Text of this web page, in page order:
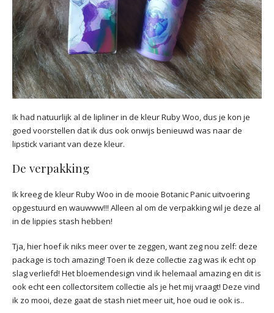
Ik had natuurlijk al de lipliner in de kleur Ruby Woo, dus je kon je
goed voorstellen dat ik dus ook onwijs benieuwd was naar de
lipstick variant van deze kleur.
De verpakking
Ik kreeg de kleur Ruby Woo in de mooie Botanic Panic uitvoering
opgestuurd en wauwww!!! Alleen al om de verpakking wil je deze al
in de lippies stash hebben!
Tja, hier hoef ik niks meer over te zeggen, want zeg nou zelf: deze
package is toch amazing! Toen ik deze collectie zag was ik echt op
slag verliefd! Het bloemendesign vind ik helemaal amazing en dit is
ook echt een collectorsitem collectie als je het mij vraagt! Deze vind
ik zo mooi, deze gaat de stash niet meer uit, hoe oud ie ook is..